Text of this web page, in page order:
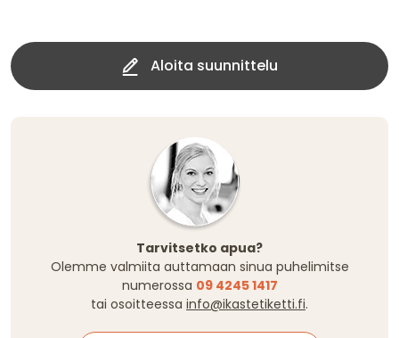
Aloita suunnittelu
Tarvitsetko apua?
Olemme valmiita auttamaan sinua puhelimitse
numerossa 09 4245 1417
tai osoitteessa info@ikastetiketti.fi.